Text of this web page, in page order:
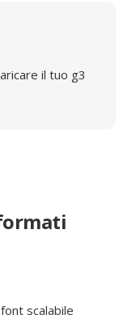
il tuo g3
scalabile